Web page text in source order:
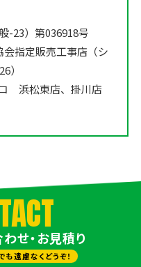
-23）第036918号
会指定販売工事店（シ
）
浜松東店、掛川店
せ・お見積り
遠慮なくどうぞ！